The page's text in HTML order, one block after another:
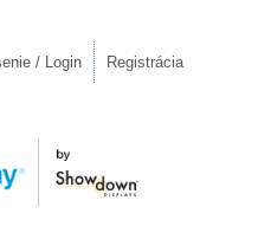
/ Login Registrácia